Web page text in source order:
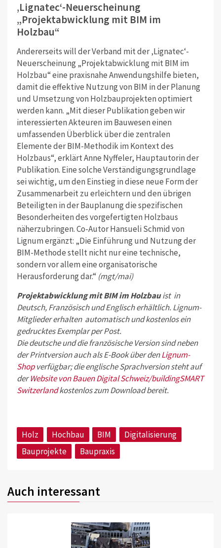
‚Lignatec‘-Neuerscheinung
„Projektabwicklung mit BIM im
Holzbau“
Andererseits will der Verband mit der ‚Lignatec‘-
Neuerscheinung „Projektabwicklung mit BIM im
Holzbau“ eine praxisnahe Anwendungshilfe bieten,
damit die effektive Nutzung von BIM in der Planung
und Umsetzung von Holzbauprojekten optimiert
werden kann. „Mit dieser Publikation geben wir
interessierten Akteuren im Bauwesen einen
umfassenden Überblick über die zentralen
Elemente der BIM-Methodik im Kontext des
Holzbaus“, erklärt Anne Nyffeler, Hauptautorin der
Publikation. Eine solche Verständigungsgrundlage
sei wichtig, um den Einstieg in diese neue Form der
Zusammenarbeit zu erleichtern und den übrigen
Beteiligten in der Bauplanung die spezifischen
Besonderheiten des vorgefertigten Holzbaus
näherzubringen. Co-Autor Hansueli Schmid von
Lignum ergänzt: „Die Einführung und Nutzung der
BIM-Methode stellt nicht nur eine technische,
sondern vor allem eine organisatorische
Herausforderung dar.“(mgt/mai)
Projektabwicklung mit BIM im Holzbauist in
Deutsch, Französisch und Englisch erhältlich. Lignum-
Mitglieder erhalten automatisch und kostenlos ein
gedrucktes Exemplar per Post.
Die deutsche und die französische Version sind neben
der Printversion auch als E-Book über denLignum-
Shopverfügbar; die englische Sprachversion steht auf
derWebsite von Bauen Digital Schweiz/buildingSMART
Switzerlandkostenlos zum Download bereit.
Holz Hochbau BIM
Digitalisierung
Bauprojekte
Baupraxis
Auch interessant